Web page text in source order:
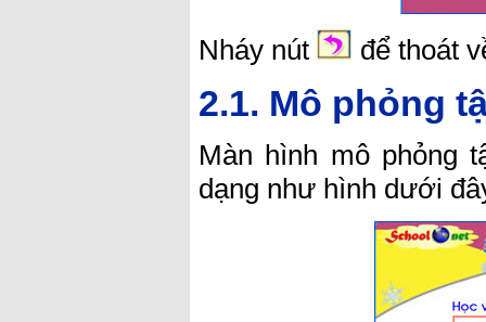
Nháy nút để thoát
2.1. Mô phỏng
Màn hình mô phỏng
dạng như hình dưới